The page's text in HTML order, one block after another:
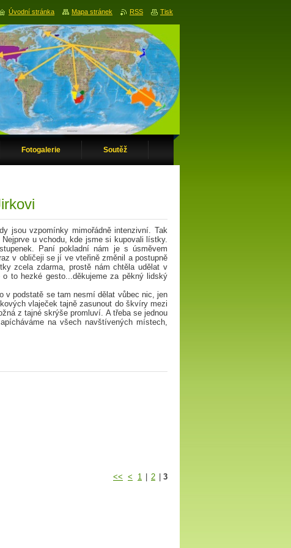
Fotogalerie Soutěž
jsou vzpomínky mimořádně intenzivní. Tak
Nejprve u vchodu, kde jsme si kupovali lístky.
Paní pokladní nám je s úsměvem
v obličeji se jí ve vteřině změnil a postupně
zcela zdarma, prostě nám chtěla udělat v
to hezké gesto...děkujeme za pěkný lidský
v podstatě se tam nesmí dělat vůbec nic, jen
vlaječek tajně zasunout do škvíry mezi
z tajné skrýše promluví. A třeba se jednou
na všech navštívených místech,
<< < 1 2 3
Úvodní stránka Mapa stránek RSS Tisk